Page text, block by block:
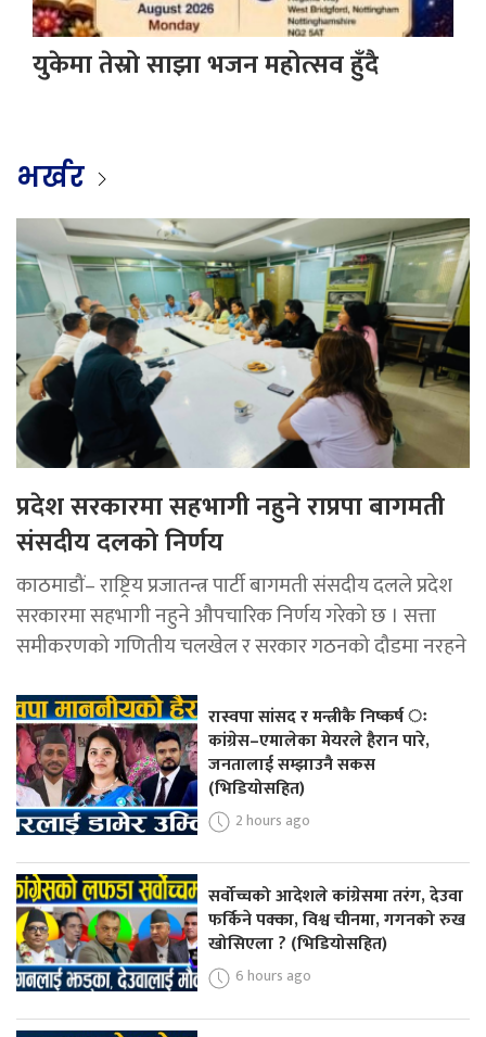
युकेमा तेस्रो साझा भजन महोत्सव हुँदै
भर्खर
प्रदेश सरकारमा सहभागी नहुने राप्रपा बागमती
संसदीय दलको निर्णय
काठमाडौं– राष्ट्रिय प्रजातन्त्र पार्टी बागमती संसदीय दलले प्रदेश
सरकारमा सहभागी नहुने औपचारिक निर्णय गरेको छ । सत्ता
समीकरणको गणितीय चलखेल र सरकार गठनको दौडमा नरहने
रास्वपा सांसद र मन्त्रीकै निष्कर्ष ः
कांग्रेस–एमालेका मेयरले हैरान पारे,
जनतालाई सम्झाउनै सकस
(भिडियोसहित)
2 hours ago
सर्वोच्चको आदेशले कांग्रेसमा तरंग, देउवा
फर्किने पक्का, विश्व चीनमा, गगनको रुख
खोसिएला ? (भिडियोसहित)
6 hours ago